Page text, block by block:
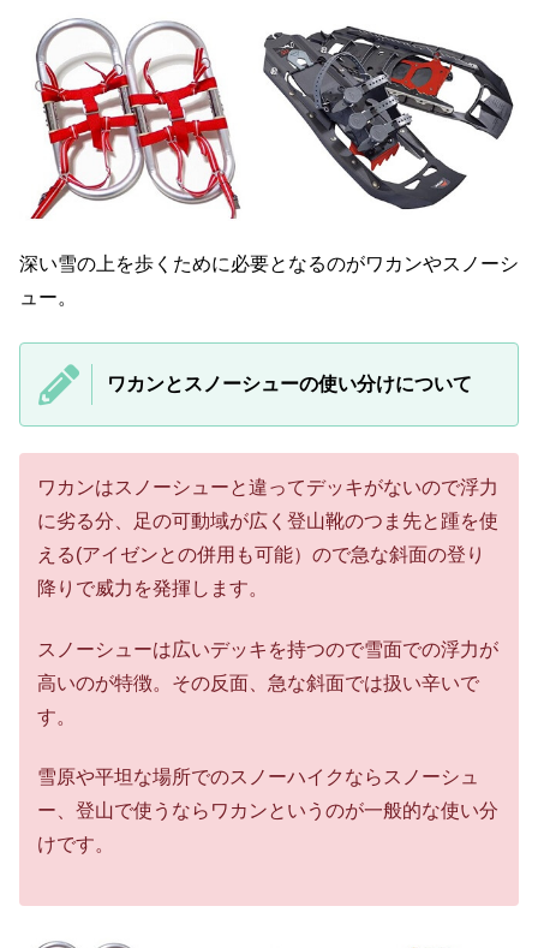
深い雪の上を歩くために必要となるのがワカンやスノーシ
ュー。
ワカンとスノーシューの使い分けについて
ワカンはスノーシューと違ってデッキがないので浮力
に劣る分、足の可動域が広く登山靴のつま先と踵を使
える(アイゼンとの併用も可能）ので急な斜面の登り
降りで威力を発揮します。
スノーシューは広いデッキを持つので雪面での浮力が
高いのが特徴。その反面、急な斜面では扱い辛いで
す。
雪原や平坦な場所でのスノーハイクならスノーシュ
ー、登山で使うならワカンというのが一般的な使い分
けです。